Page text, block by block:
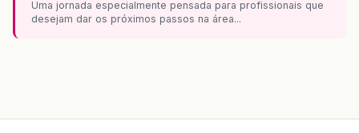
Uma jornada especialmente pensada para profissionais que
desejam dar os próximos passos na área...